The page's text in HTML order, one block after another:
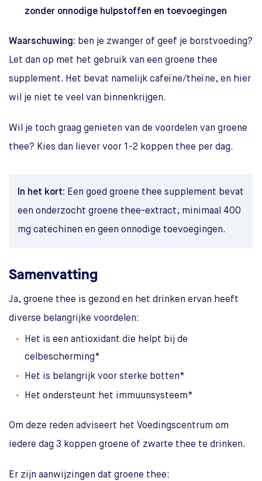
zonder onnodige hulpstoffen en toevoegingen
Waarschuwing: ben je zwanger of geef je borstvoeding?
Let dan op met het gebruik van een groene thee
supplement. Het bevat namelijk cafeïne/theïne, en hier
wil je niet te veel van binnenkrijgen.
Wil je toch graag genieten van de voordelen van groene
thee? Kies dan liever voor 1-2 koppen thee per dag.
In het kort: Een goed groene thee supplement bevat
een onderzocht groene thee-extract, minimaal 400
mg catechinen en geen onnodige toevoegingen.
Samenvatting
Ja, groene thee is gezond en het drinken ervan heeft
diverse belangrijke voordelen:
Het is een antioxidant die helpt bij de
celbescherming*
Het is belangrijk voor sterke botten*
Het ondersteunt het immuunsysteem*
Om deze reden adviseert het Voedingscentrum om
iedere dag 3 koppen groene of zwarte thee te drinken.
Er zijn aanwijzingen dat groene thee: